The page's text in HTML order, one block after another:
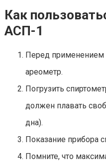
Как
АСП-1
Перед
ареометр.
Погрузить
должен плавать
дна).
Показание прибора
Помните, что